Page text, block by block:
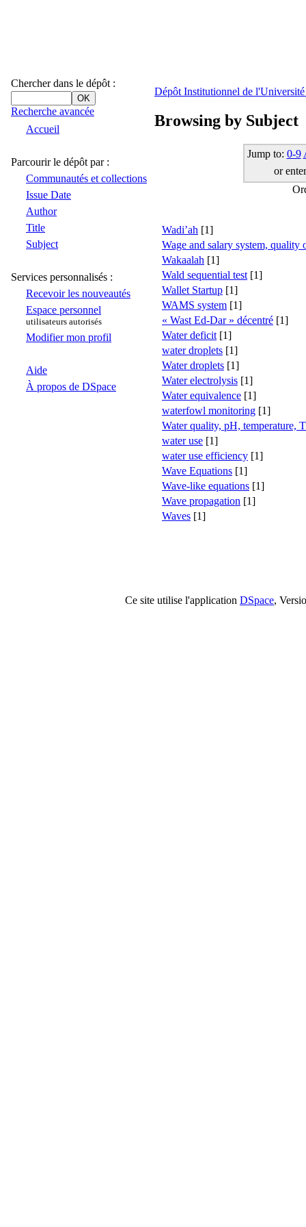
Chercher dans le dépôt :
Recherche avancée
Accueil
Parcourir le dépôt par :
Communautés et collections
Issue Date
Author
Title
Subject
Services personnalisés :
Recevoir les nouveautés
Espace personnel
utilisateurs autorisés
Modifier mon profil
Aide
À propos de DSpace
Dépôt Institutionnel de
Browsing by Subject
Jump to: 0-9
or
Wadi’ah [1]
Wage and salary system, quality
Wakaalah [1]
Wald sequential test [1]
Wallet Startup [1]
WAMS system [1]
« Wast Ed-Dar » décentré [1]
Water deficit [1]
water droplets [1]
Water droplets [1]
Water electrolysis [1]
Water equivalence [1]
waterfowl monitoring [1]
Water quality, pH, temperature,
water use [1]
water use efficiency [1]
Wave Equations [1]
Wave-like equations [1]
Wave propagation [1]
Waves [1]
Ce site utilise l'application DSpace,